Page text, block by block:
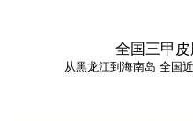
全国三甲
从黑龙江到海南岛 全国